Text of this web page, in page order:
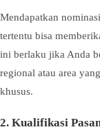
Mendapatkan
tertentu bisa
ini berlaku jika Anda
regional atau area
khusus.
2. Kualifikasi